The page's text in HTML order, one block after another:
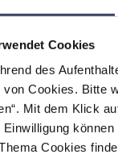
Cookies
des
von Cookies. Bitte
Mit dem Klick
Cookies
(2)
bereitstellen